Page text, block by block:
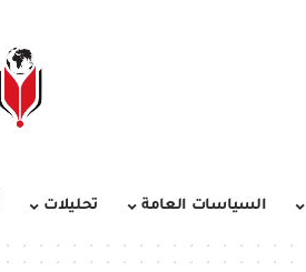
السياسات العامة تحليلات